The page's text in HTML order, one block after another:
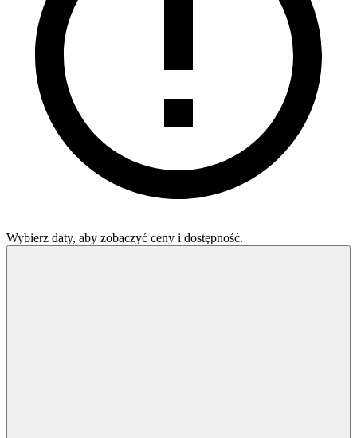
Wybierz daty, aby zobaczyć ceny i dostępność.